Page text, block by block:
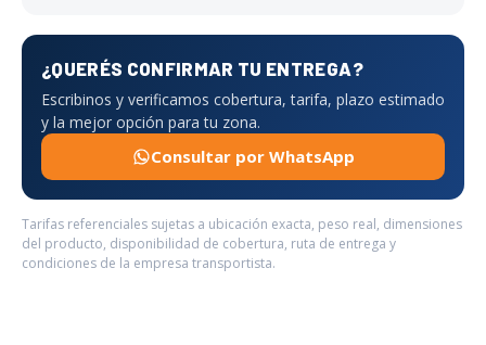
¿QUERÉS CONFIRMAR TU ENTREGA?
Escribinos y verificamos cobertura, tarifa, plazo estimado
y la mejor opción para tu zona.
Consultar por WhatsApp
Tarifas referenciales sujetas a ubicación exacta, peso real, dimensiones
del producto, disponibilidad de cobertura, ruta de entrega y
condiciones de la empresa transportista.